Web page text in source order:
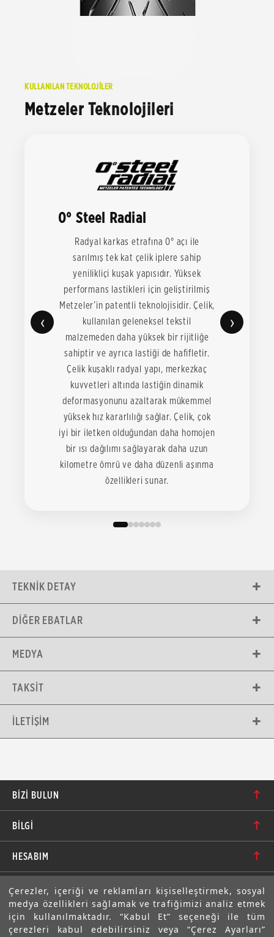
Çerezler, içeriği ve reklamları kişiselleştirmek, sosyal
medya özellikleri sağlamak ve trafiğimizi analiz etmek
için kullanılmaktadır. “Kabul Et” seçeneği ile tüm
çerezleri kabul edebilirsiniz veya “Çerez Ayarları”
KULLANILAN TEKNOLOJİLER
Metzeler Teknolojileri
‹
0° Steel Radial
Radyal karkas etrafına 0° açı ile
sarılmış tek kat çelik iplere sahip
yenilikliçi kuşak yapısıdır. Yüksek
performans lastikleri için geliştirilmiş
Metzeler’in patentli teknolojisidir. Çelik,
kullanılan geleneksel tekstil
malzemeden daha yüksek bir rijitliğe
sahiptir ve ayrıca lastiği de hafifletir.
Çelik kuşaklı radyal yapı, merkezkaç
kuvvetleri altında lastiğin dinamik
deformasyonunu azaltarak mükemmel
yüksek hız kararlılığı sağlar. Çelik, çok
iyi bir iletken olduğundan daha homojen
bir ısı dağılımı sağlayarak daha uzun
kilometre ömrü ve daha düzenli aşınma
özellikleri sunar.
›
TEKNIK DETAY
DIĞER EBATLAR
MEDYA
TAKSIT
İLETIŞIM
BIZI BULUN
bilgi@motolastik.com
+90 549 549 66 86
+90 232 462 08 42
BİLGİ
Banka Hesap Numaraları
Teknik Bilgi
Sıkça Sorulan Sorular
HESABIM
Siparişler
Adresler
Üyelik Bilgilerim
E-BÜLTEN
Abone olarak aramıza katılın. Avantajlardan ve indirimlerden
ilk sizin haberiniz olsun!